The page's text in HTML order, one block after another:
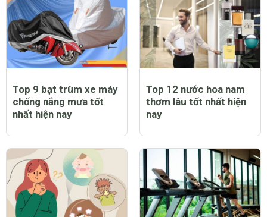
Top 9 bạt trùm xe máy
chống nắng mưa tốt
nhất hiện nay
Top 12 nước hoa nam
thơm lâu tốt nhất hiện
nay